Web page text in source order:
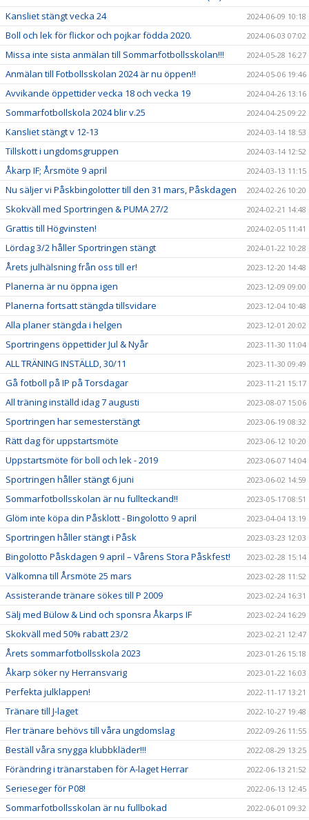
Kansliet stängt vecka 24 2024-06-09 10:18
Boll och lek för flickor och pojkar födda 2020. 2024-06-03 07:02
Missa inte sista anmälan till Sommarfotbollsskolan!!! 2024-05-28 16:27
Anmälan till Fotbollsskolan 2024 är nu öppen!! 2024-05-06 19:46
Avvikande öppettider vecka 18 och vecka 19 2024-04-26 13:16
Sommarfotbollskola 2024 blir v.25 2024-04-25 09:22
Kansliet stängt v 12-13 2024-03-14 18:53
Tillskott i ungdomsgruppen 2024-03-14 12:52
Åkarp IF; Årsmöte 9 april 2024-03-13 11:15
Nu säljer vi Påskbingolotter till den 31 mars, Påskdagen 2024-02-26 10:20
Skokväll med Sportringen & PUMA 27/2 2024-02-21 14:48
Grattis till Högvinsten! 2024-02-05 11:41
Lördag 3/2 håller Sportringen stängt 2024-01-22 10:28
Årets julhälsning från oss till er! 2023-12-20 14:48
Planerna är nu öppna igen 2023-12-09 09:00
Planerna fortsatt stängda tillsvidare 2023-12-04 10:48
Alla planer stängda i helgen 2023-12-01 20:02
Sportringens öppettider Jul & Nyår 2023-11-30 11:04
ALL TRÄNING INSTÄLLD, 30/11 2023-11-30 09:49
Gå fotboll på IP på Torsdagar 2023-11-21 15:17
All träning inställd idag 7 augusti 2023-08-07 15:06
Sportringen har semesterstängt 2023-06-19 08:32
Rätt dag för uppstartsmöte 2023-06-12 10:20
Uppstartsmöte för boll och lek - 2019 2023-06-07 14:04
Sportringen håller stängt 6 juni 2023-06-02 14:59
Sommarfotbollsskolan är nu fullteckand!! 2023-05-17 08:51
Glöm inte köpa din Påsklott - Bingolotto 9 april 2023-04-04 13:19
Sportringen håller stängt i Påsk 2023-03-23 12:03
Bingolotto Påskdagen 9 april – Vårens Stora Påskfest! 2023-02-28 15:14
Välkomna till Årsmöte 25 mars 2023-02-28 11:52
Assisterande tränare sökes till P 2009 2023-02-24 16:31
Sälj med Bülow & Lind och sponsra Åkarps IF 2023-02-24 16:29
Skokväll med 50% rabatt 23/2 2023-02-21 12:47
Årets sommarfotbollsskola 2023 2023-01-26 15:18
Åkarp söker ny Herransvarig 2023-01-22 16:03
Perfekta julklappen! 2022-11-17 13:21
Tränare till J-laget 2022-10-27 19:48
Fler tränare behövs till våra ungdomslag 2022-09-26 11:55
Beställ våra snygga klubbkläder!!! 2022-08-29 13:25
Förändring i tränarstaben för A-laget Herrar 2022-06-13 21:52
Serieseger för P08! 2022-06-13 12:45
Sommarfotbollsskolan är nu fullbokad 2022-06-01 09:32